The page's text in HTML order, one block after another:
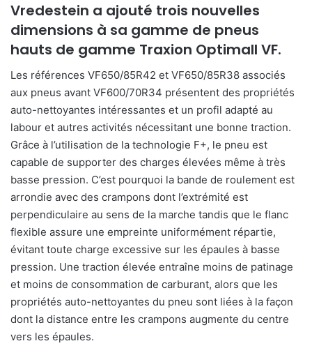
l
Vredestein a ajouté trois nouvelles
dimensions à sa gamme de pneus
hauts de gamme Traxion Optimall VF.
Les références VF650/85R42 et VF650/85R38 associés
aux pneus avant VF600/70R34 présentent des propriétés
auto-nettoyantes intéressantes et un profil adapté au
labour et autres activités nécessitant une bonne traction.
Grâce à l’utilisation de la technologie F+, le pneu est
capable de supporter des charges élevées même à très
basse pression. C’est pourquoi la bande de roulement est
arrondie avec des crampons dont l’extrémité est
perpendiculaire au sens de la marche tandis que le flanc
flexible assure une empreinte uniformément répartie,
évitant toute charge excessive sur les épaules à basse
pression. Une traction élevée entraîne moins de patinage
et moins de consommation de carburant, alors que les
propriétés auto-nettoyantes du pneu sont liées à la façon
dont la distance entre les crampons augmente du centre
vers les épaules.